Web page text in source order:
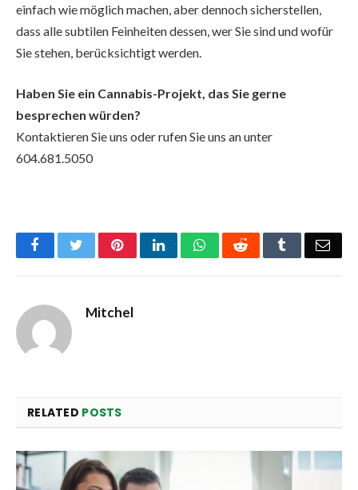
einfach wie möglich machen, aber dennoch sicherstellen,
dass alle subtilen Feinheiten dessen, wer Sie sind und wofür
Sie stehen, berücksichtigt werden.
Haben Sie ein Cannabis-Projekt, das Sie gerne
besprechen würden?
Kontaktieren Sie uns oder rufen Sie uns an unter
604.681.5050
FacebookTwitterPinterestLinkedInWhatsAppReddit Tumblr
Mitchel
RELATED POSTS